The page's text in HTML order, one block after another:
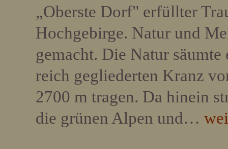
„Oberste Dorf" erfüllter
Hochgebirge. Natur und
gemacht. Die Natur
reich gegliederten Kranz
2700 m tragen. Da hinein
die grünen Alpen und…